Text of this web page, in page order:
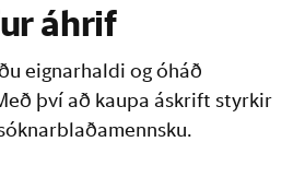
áhrif
eignarhaldi og óháð
því að kaupa áskrift styrkir